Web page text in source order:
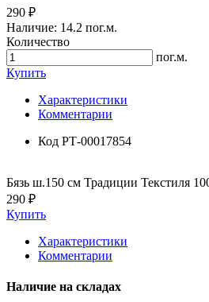
290 ₽
Наличие: 14.2 пог.м.
Количество
пог.м.
Купить
Характеристики
Комментарии
Код РТ-00017854
Бязь ш.150 см Традиции Текстиля
290 ₽
Купить
Характеристики
Комментарии
Наличие на складах